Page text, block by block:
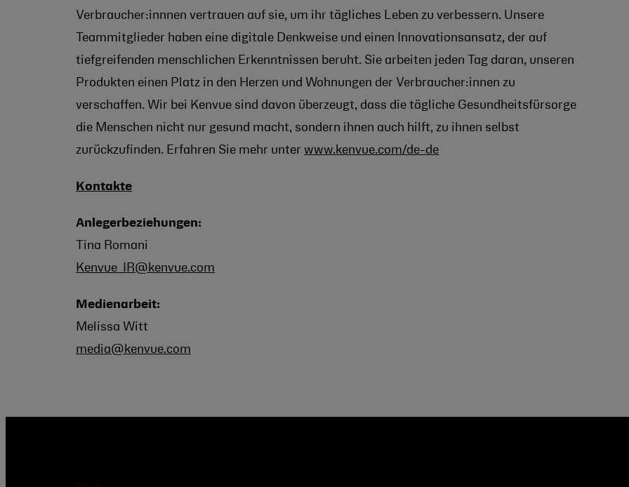
Verbraucher:innnen vertrauen auf sie, um ihr tägliches Leben zu verbessern. Unsere
Teammitglieder haben eine digitale Denkweise und einen Innovationsansatz, der auf
tiefgreifenden menschlichen Erkenntnissen beruht. Sie arbeiten jeden Tag daran, unseren
Produkten einen Platz in den Herzen und Wohnungen der Verbraucher:innen zu
verschaffen. Wir bei Kenvue sind davon überzeugt, dass die tägliche Gesundheitsfürsorge
die Menschen nicht nur gesund macht, sondern ihnen auch hilft, zu ihnen selbst
zurückzufinden. Erfahren Sie mehr unter www.kenvue.com/de-de
Kontakte
Anlegerbeziehungen:
Tina Romani
Kenvue_IR@kenvue.com
Medienarbeit:
Melissa Witt
media@kenvue.com